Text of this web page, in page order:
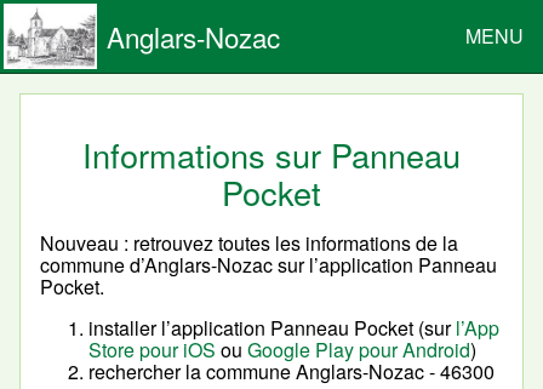
Anglars-Nozac MENU
Informations sur Panneau
Pocket
Nouveau : retrouvez toutes les informations de la
commune d’Anglars-Nozac sur l’application Panneau
Pocket.
installer l’application Panneau Pocket (surl’App
Store pour iOS ou Google Play pour Android)
rechercher la commune Anglars-Nozac - 46300